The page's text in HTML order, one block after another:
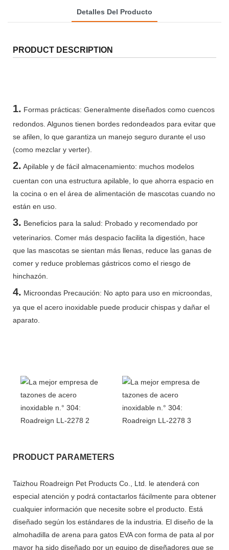
Detalles Del Producto
PRODUCT DESCRIPTION
1. Formas prácticas: Generalmente diseñados como cuencos
redondos. Algunos tienen bordes redondeados para evitar que
se afilen, lo que garantiza un manejo seguro durante el uso
(como mezclar y verter).
2. Apilable y de fácil almacenamiento: muchos modelos
cuentan con una estructura apilable, lo que ahorra espacio en
la cocina o en el área de alimentación de mascotas cuando no
están en uso.
3. Beneficios para la salud: Probado y recomendado por
veterinarios. Comer más despacio facilita la digestión, hace
que las mascotas se sientan más llenas, reduce las ganas de
comer y reduce problemas gástricos como el riesgo de
hinchazón.
4. Microondas Precaución: No apto para uso en microondas,
ya que el acero inoxidable puede producir chispas y dañar el
aparato.
PRODUCT PARAMETERS
Taizhou Roadreign Pet Products Co., Ltd. le atenderá con
especial atención y podrá contactarlos fácilmente para obtener
cualquier información que necesite sobre el producto. Está
diseñado según los estándares de la industria. El diseño de la
almohadilla de arena para gatos EVA con forma de pata al por
mayor ha sido diseñado por un equipo de diseñadores que se